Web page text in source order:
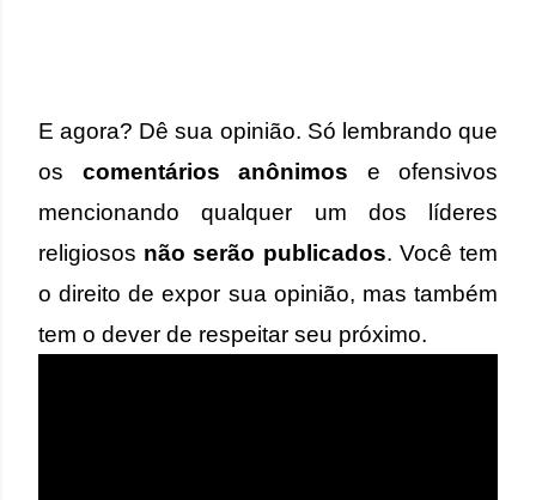
E agora? Dê sua opinião. Só lembrando que
os comentários anônimos e ofensivos
mencionando qualquer um dos líderes
religiosos não serão publicados. Você tem
o direito de expor sua opinião, mas também
tem o dever de respeitar seu próximo.